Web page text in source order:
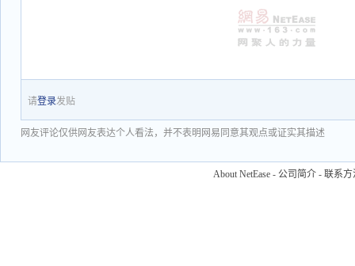
请登录发贴
网友评论仅供网友表达个人看法，并不表明网易同意其观点或证实其描述
About NetEase - 公司简介 - 联系方